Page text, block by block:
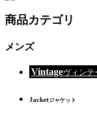
商品カテゴリ
メンズ
Vintageヴィンテ
Jacketジャケット